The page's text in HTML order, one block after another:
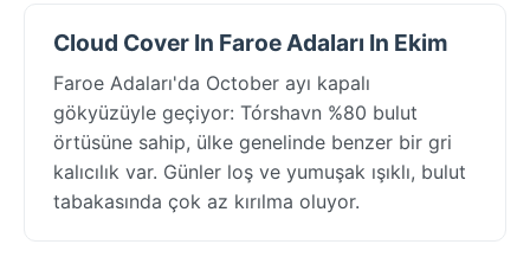
Cloud Cover In Faroe Adaları In Ekim
Faroe Adaları'da October ayı kapalı
gökyüzüyle geçiyor: Tórshavn %80 bulut
örtüsüne sahip, ülke genelinde benzer bir gri
kalıcılık var. Günler loş ve yumuşak ışıklı, bulut
tabakasında çok az kırılma oluyor.